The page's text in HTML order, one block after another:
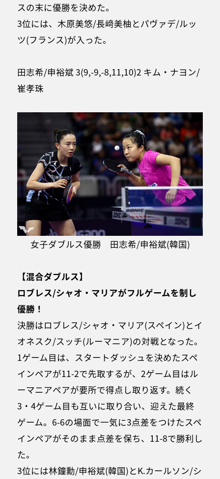
スの末に優勝を決めた。
3位には、木原美悠/長﨑美柚とパヴァデ/ルッ
ツ(フランス)が入った。
田志希/申裕斌 3(9,-9,-8,11,10)2 キム・ナヨン/
崔孝珠
女子ダブルス優勝 田志希/申裕斌(韓国)
【混合ダブルス】
ロブレス/シャオ・マリアがフルゲームを制し
優勝！
決勝はロブレス/シャオ・マリア(スペイン)とイ
オネスク/スッチ(ルーマニア)の対戦となった。
1ゲーム目は、スタートダッシュを決めたスペ
インペアが11-2で先取するが、2ゲーム目はル
ーマニアペアが要所で得点し取り返す。続く
3・4ゲーム目も互いに取り合い、迎えた最終
ゲーム。6-6の場面で一気に3点差をつけたスペ
インペアがそのまま点差を保ち、11-8で勝利し
た。
3位には林鐘勳/申裕斌(韓国)とK.カールソン/シ